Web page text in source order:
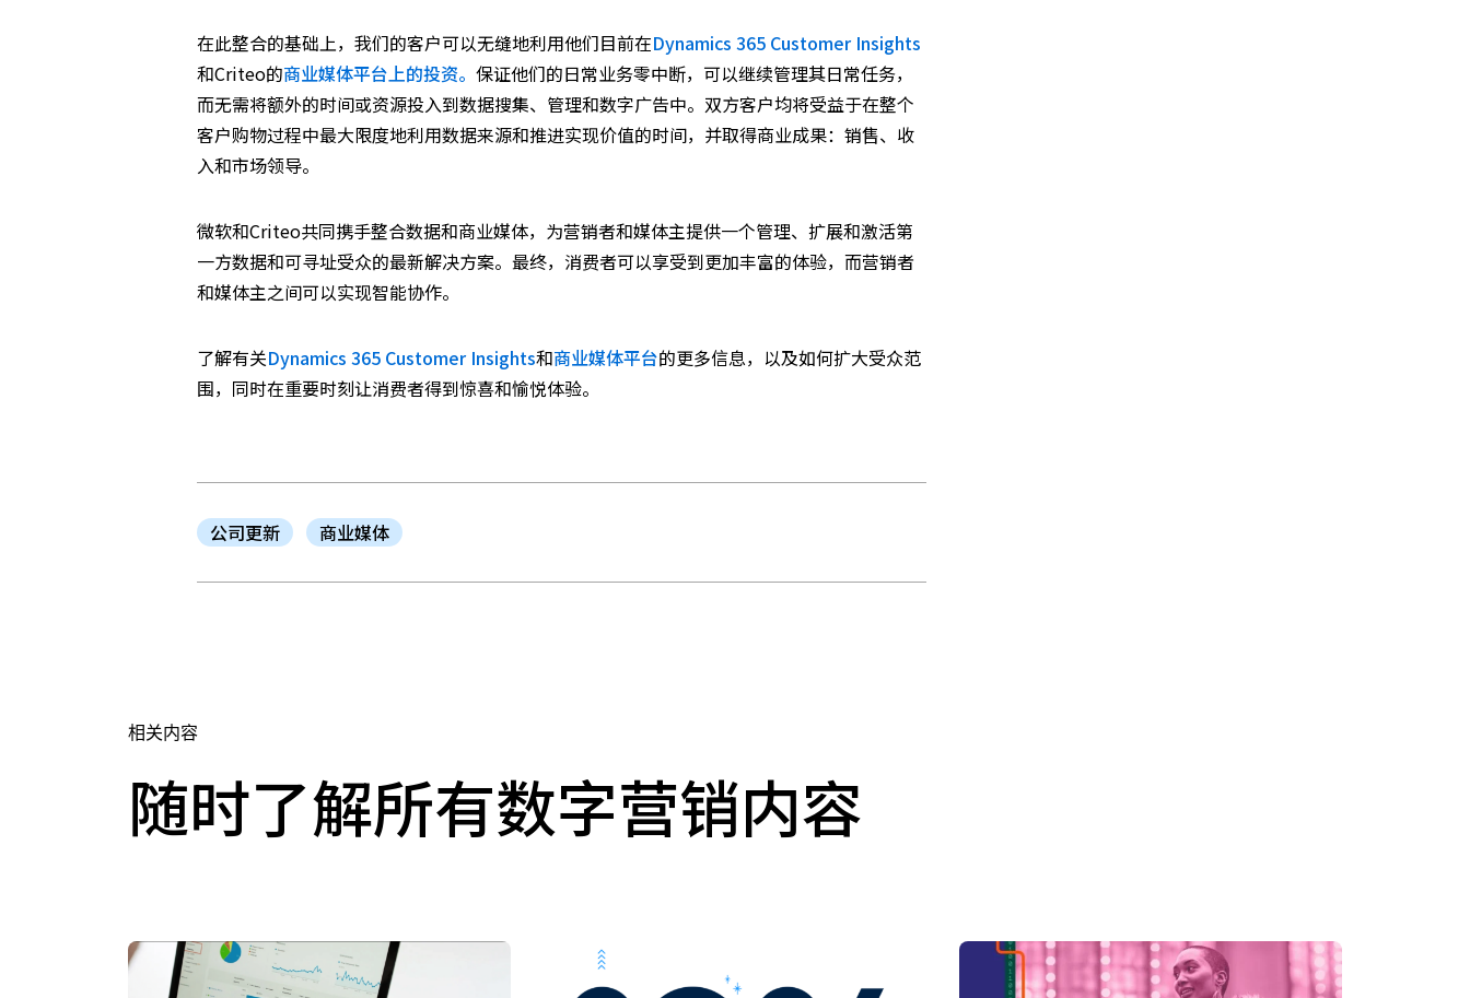
在此整合的基础上，我们的客户可以无缝地利用他们目前在Dynamics 365 Customer Insights
和Criteo的商业媒体平台上的投资。保证他们的日常业务零中断，可以继续管理其日常任务，
而无需将额外的时间或资源投入到数据搜集、管理和数字广告中。双方客户均将受益于在整个
客户购物过程中最大限度地利用数据来源和推进实现价值的时间，并取得商业成果：销售、收
入和市场领导。
微软和Criteo共同携手整合数据和商业媒体，为营销者和媒体主提供一个管理、扩展和激活第
一方数据和可寻址受众的最新解决方案。最终，消费者可以享受到更加丰富的体验，而营销者
和媒体主之间可以实现智能协作。
了解有关Dynamics 365 Customer Insights和商业媒体平台的更多信息，以及如何扩大受众范
围，同时在重要时刻让消费者得到惊喜和愉悦体验。
公司更新 商业媒体
相关内容
随时了解所有数字营销内容